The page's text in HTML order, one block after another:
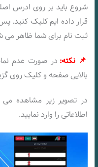
شروع باید بر روی ادرس
قرار داده ایم کلیک
ثبت نام برای شما ظاهر می
📌 نکته: در صورت عدم
بالایی صفحه و کلیک روی
در تصویر زیر مشاهده می
اطلاعاتی را وارد نمایید.